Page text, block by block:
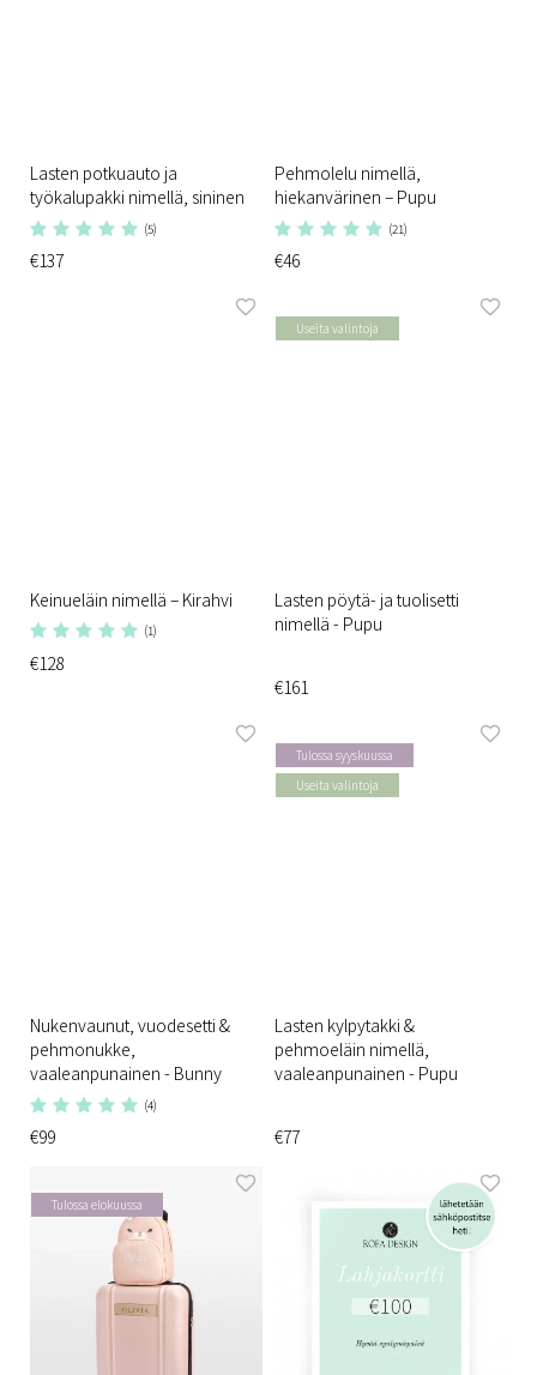
Lasten potkuauto ja
työkalupakki nimellä, sininen
(5)
€137
Pehmolelu nimellä,
hiekanvärinen – Pupu
(21)
€46
Keinueläin nimellä – Kirahvi
(1)
€128
Useita valintoja
Lasten pöytä- ja tuolisetti
nimellä - Pupu
€161
Nukenvaunut, vuodesetti &
pehmonukke,
vaaleanpunainen - Bunny
(4)
€99
Tulossa syyskuussa
Useita valintoja
Lasten kylpytakki &
pehmoeläin nimellä,
vaaleanpunainen - Pupu
€77
Tulossa elokuussa